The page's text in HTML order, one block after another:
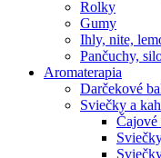
Rolky
Gumy
Ihly, nite,
Pančuchy,
Aromaterapia
Darčekové
Sviečky a
Čajové